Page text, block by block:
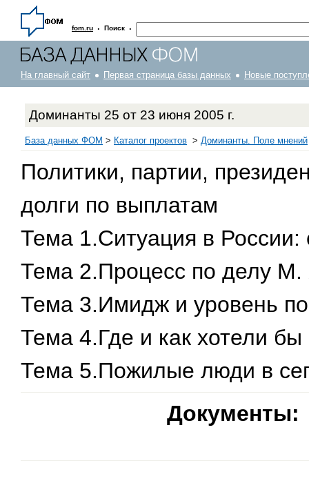
fom.ru · Поиск ·
На главный сайт Первая страница базы данных Новые
Доминанты 25 от 23 июня 2005 г.
База данных ФОМ > Каталог проектов > Доминанты. Поле мнений
Политики, партии,
долги по выплатам
Тема 1.Ситуация в
Тема 2.Процесс по делу М.
Тема 3.Имидж и уровень
Тема 4.Где и как хотели
Тема 5.Пожилые люди в
Документы: